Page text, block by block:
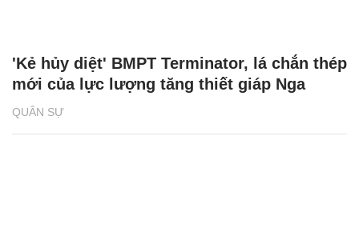
QUÂN SỰ
'Kẻ hủy diệt' BMPT Terminator, lá chắn thép
mới của lực lượng tăng thiết giáp Nga